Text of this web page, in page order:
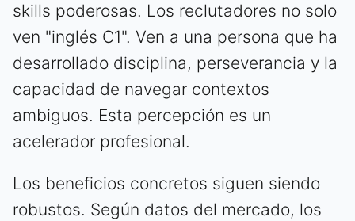
skills poderosas. Los reclutadores no solo
ven "inglés C1". Ven a una persona que ha
desarrollado disciplina, perseverancia y la
capacidad de navegar contextos
ambiguos. Esta percepción es un
acelerador profesional.
Los beneficios concretos siguen siendo
robustos. Según datos del mercado, los